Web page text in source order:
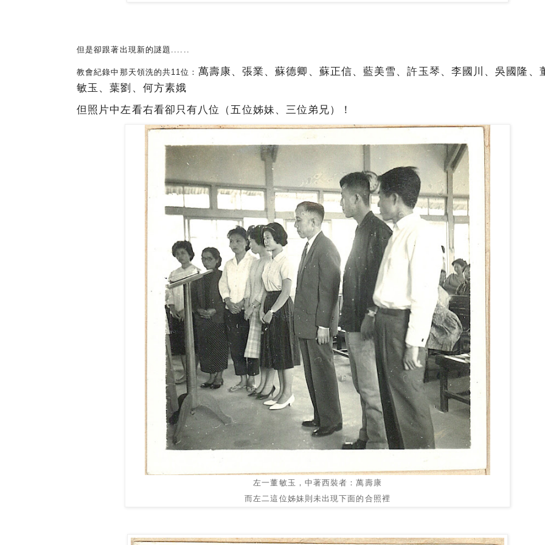
但是卻跟著出現新的謎題......
教會紀錄中那天領洗的共11位： 萬壽康、張業、蘇德卿、蘇正信、藍美雪、許玉琴、李國川、吳國隆、
敏玉、葉劉、何方素娥
但照片中左看右看卻只有八位（五位姊妹、三位弟兄）！
左一董敏玉，中著西裝者：萬壽康
而左二這位姊妹則未出現下面的合照裡